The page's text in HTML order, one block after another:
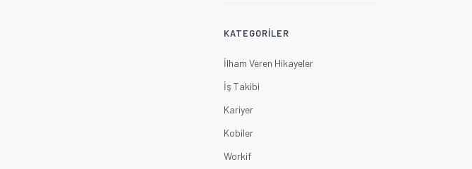
KATEGORILER
İlham Veren Hikayeler
İş Takibi
Kariyer
Kobiler
Workif